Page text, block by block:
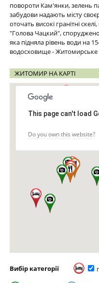
повороти Кам'янки, зелень
забудови надають місту
оточать високі гранітні
"Голова Чацкий", споруджено
яка підняла рівень води на
водосховище -
ЖИТОМИР НА КАРТІ
This page can't load
Do you own this website?
Вибір категорії